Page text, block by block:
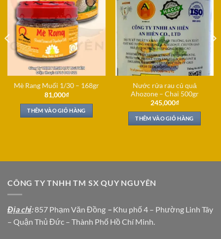
Mè Rang Muối 1/30 – 168gr
81,000₫
THÊM VÀO GIỎ HÀNG
Nước rửa rau củ quả
Ahozone – Chai 500gr
245,000₫
THÊM VÀO GIỎ HÀNG
CÔNG TY TNHH TM SX QUY NGUYÊN
Địa chỉ:857 Phạm Văn Đồng – Khu phố 4 – Phường Linh Tây
– Quận Thủ Đức – Thành Phố Hồ Chí Minh.